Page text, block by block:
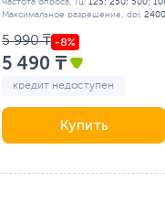
Частота опроса, Гц: 125; 250; 500;
Максимальное разрешение, dpi: 2400
5 990 ₸
5 490 ₸
кредит недоступен
Купить